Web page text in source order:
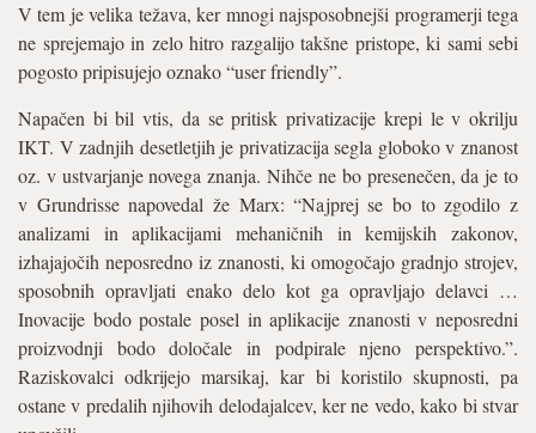
V tem je velika težava, ker mnogi najsposobnejši programerji tega
ne sprejemajo in zelo hitro razgalijo takšne pristope, ki sami sebi
pogosto pripisujejo oznako “user friendly”.
Napačen bi bil vtis, da se pritisk privatizacije krepi le v okrilju
IKT. V zadnjih desetletjih je privatizacija segla globoko v znanost
oz. v ustvarjanje novega znanja. Nihče ne bo presenečen, da je to
v Grundrisse napovedal že Marx: “Najprej se bo to zgodilo z
analizami in aplikacijami mehaničnih in kemijskih zakonov,
izhajajočih neposredno iz znanosti, ki omogočajo gradnjo strojev,
sposobnih opravljati enako delo kot ga opravljajo delavci …
Inovacije bodo postale posel in aplikacije znanosti v neposredni
proizvodnji bodo določale in podpirale njeno perspektivo.”.
Raziskovalci odkrijejo marsikaj, kar bi koristilo skupnosti, pa
ostane v predalih njihovih delodajalcev, ker ne vedo, kako bi stvar